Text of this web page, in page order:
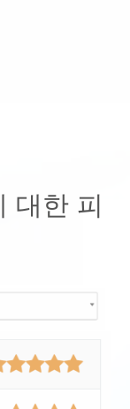
대한 피